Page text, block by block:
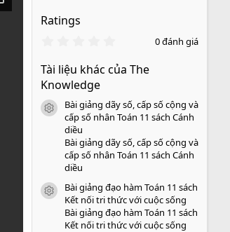
Ratings
0
0
o
0 đánh giá
Tài liệu khác của The
Knowledge
icon tài liệu
Bài giảng dãy số, cấp số cộng và
cấp số nhân Toán 11 sách Cánh
diều
Bài giảng dãy số, cấp số cộng và
cấp số nhân Toán 11 sách Cánh
diều
icon tài liệu
Bài giảng đạo hàm Toán 11 sách
Kết nối tri thức với cuộc sống
Bài giảng đạo hàm Toán 11 sách
Kết nối tri thức với cuộc sống